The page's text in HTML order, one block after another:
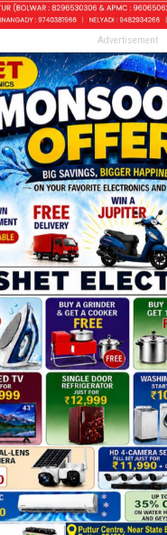
Advertisement